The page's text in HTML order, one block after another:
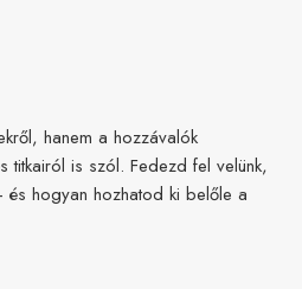
hanem a hozzávalók
titkairól is szól. Fedezd fel velünk,
hogyan hozhatod ki belőle a